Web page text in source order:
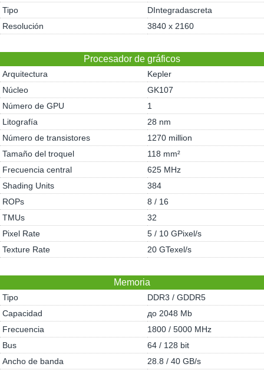
Tipo
DIntegradascreta
Resolución
3840 x 2160
Procesador de gráficos
Arquitectura
Kepler
Núcleo
GK107
Número de GPU
1
Litografía
28 nm
Número de transistores
1270 million
Tamaño del troquel
118 mm²
Frecuencia central
625 MHz
Shading Units
384
ROPs
8 / 16
TMUs
32
Pixel Rate
5 / 10 GPixel/s
Texture Rate
20 GTexel/s
Memoria
Tipo
DDR3 / GDDR5
Capacidad
до 2048 Mb
Frecuencia
1800 / 5000 MHz
Bus
64 / 128 bit
Ancho de banda
28.8 / 40 GB/s